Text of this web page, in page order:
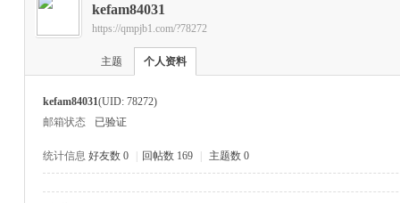
›
kefam84031
https://qmpjb1.com/?78272
主题 个人资料
kefam84031(UID: 78272)
邮箱状态
已验证
统计信息 好友数 0 回帖数 169 主题数 0